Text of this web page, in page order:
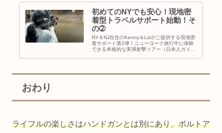
初めてのNYでも安心！現地密
着型トラベルサポート始動！そ
の➁
NY＆NJ在住のKenny＆Lizがご提供する現地密
着サポート第2弾！ニューヨーク旅行中に体験
できる本格的な実弾射撃ツアー（日本人ガイド
おわり
ライフルの楽しさはハンドガンとは別にあり、ボルトア